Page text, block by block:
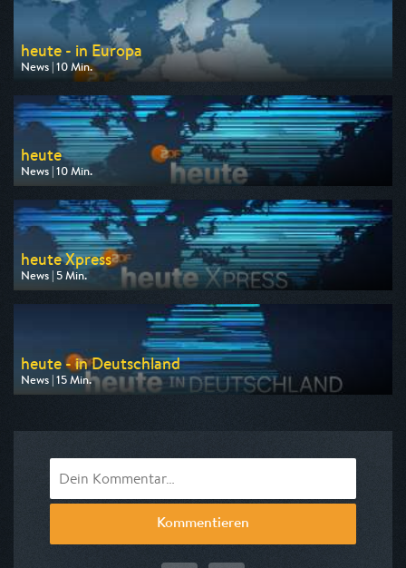
heute - in Europa
News | 10 Min.
Ausgestrahlt von ZDF
am 10.08.2026, 16:00
heute
News | 10 Min.
Ausgestrahlt von ZDF
am 10.08.2026, 17:00
heute Xpress
News | 5 Min.
Ausgestrahlt von ZDF
am 10.08.2026, 09:00
heute - in Deutschland
News | 15 Min.
Ausgestrahlt von ZDF
Kommentieren